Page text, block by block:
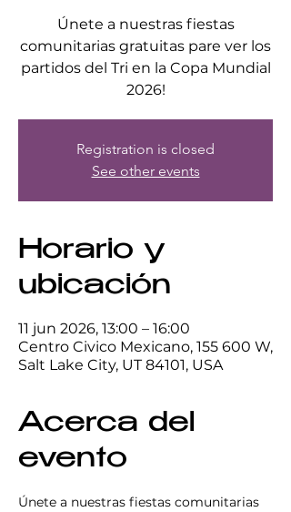
Únete a nuestras fiestas
comunitarias gratuitas pare ver los
partidos del Tri en la Copa Mundial
2026!
Registration is closed
See other events
Horario y
ubicación
11 jun 2026, 13:00 – 16:00
Centro Civico Mexicano, 155 600 W,
Salt Lake City, UT 84101, USA
Acerca del
evento
Únete a nuestras fiestas comunitarias